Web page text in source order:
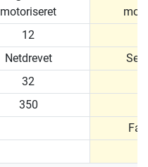
motoriseret
12
Netdrevet
32
350